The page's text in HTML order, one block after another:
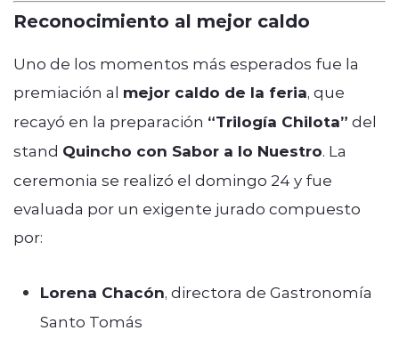
Reconocimiento al mejor caldo
Uno de los momentos más esperados fue la
premiación al mejor caldo de la feria, que
recayó en la preparación “Trilogía Chilota” del
stand Quincho con Sabor a lo Nuestro. La
ceremonia se realizó el domingo 24 y fue
evaluada por un exigente jurado compuesto
por:
Lorena Chacón, directora de Gastronomía
Santo Tomás